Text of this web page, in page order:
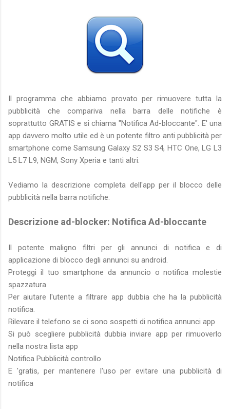
Il programma che abbiamo provato per rimuovere tutta la
pubblicità che compariva nella barra delle notifiche è
soprattutto GRATIS e si chiama "Notifica Ad-bloccante". E' una
app davvero molto utile ed è un potente filtro anti pubblicità per
smartphone come Samsung Galaxy S2 S3 S4, HTC One, LG L3
L5 L7 L9, NGM, Sony Xperia e tanti altri.
Vediamo la descrizione completa dell'app per il blocco delle
pubblicità nella barra notifiche:
Descrizione ad-blocker: Notifica Ad-bloccante
Il potente maligno filtri per gli annunci di notifica e di
applicazione di blocco degli annunci su android.
Proteggi il tuo smartphone da annuncio o notifica molestie
spazzatura
Per aiutare l'utente a filtrare app dubbia che ha la pubblicità
notifica.
Rilevare il telefono se ci sono sospetti di notifica annunci app
Si può scegliere pubblicità dubbia inviare app per rimuoverlo
nella nostra lista app
Notifica Pubblicità controllo
E 'gratis, per mantenere l'uso per evitare una pubblicità di
notifica